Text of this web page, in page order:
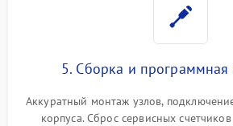
5. Сборка и программная
Аккуратный монтаж узлов,
корпуса. Сброс сервисных